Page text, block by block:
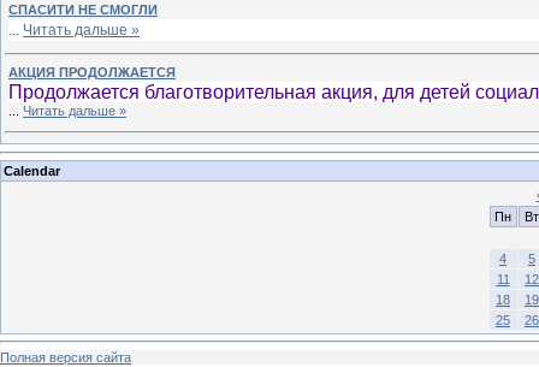
СПАСИТИ НЕ СМОГЛИ
Читать дальше »
АКЦИЯ ПРОДОЛЖАЕТСЯ
Продолжается благотворительная акция, для детей
Читать дальше »
Calendar
Пн
Вт
4
5
11
12
18
19
25
26
Полная версия сайта